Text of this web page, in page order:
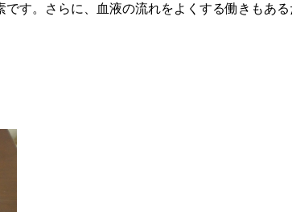
す。さらに、血液の流れをよくする働きもあ